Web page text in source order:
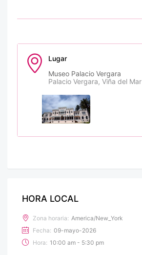
Lugar
Museo Palacio Vergara
Palacio Vergara, Viña del Mar
HORA LOCAL
Zona horaria: America/New_York
Fecha: 09-mayo-2026
Hora: 10:00 am - 5:30 pm